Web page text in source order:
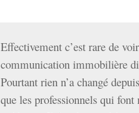
Effectivement c’est rare de
communication immobilière
Pourtant rien n’a changé
que les professionnels qui